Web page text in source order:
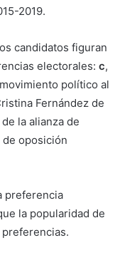
2019.
candidatos figuran
electorales: c,
político al
Fernández de
la alianza de
oposición
preferencia
la popularidad de